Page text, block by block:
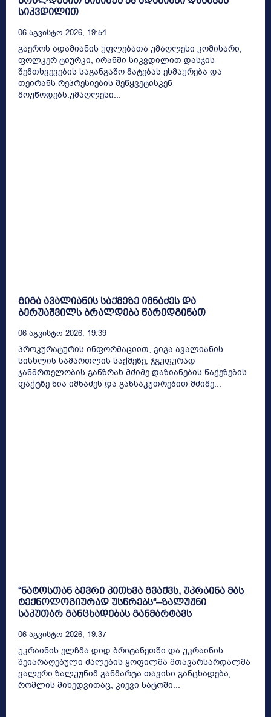
სიკვდილით
06 Აგვისტო 2026, 19:54
გაეროს ადამიანის უფლებათა უმაღლესი კომისარი,
ფოლკერ ტიურკი, ირანში სიკვდილით დასჯის
შემთხვევების საგანგაშო მატებას ეხმაურება და
თეირანს რეპრესიების შეწყვეტისკენ
მოუწოდებს.უმაღლესი...
გიგა ავალიანის საქმეზე იმნაძეს და
ბერუაშვილს ბრალდება წარედგინათ
06 Აგვისტო 2026, 19:39
პროკურატურის ინფორმაციით, გიგა ავალიანის
სისხლის სამართლის საქმეზე, ჯგუფურად
ჯანმრთელობის განზრახ მძიმე დაზიანების წაქეზების
ფაქტზე ნია იმნაძეს და განსაკუთრებით მძიმე...
“ნატოსთან ბევრი კითხვა გვაქვს, უკრაინა მას
ტექნოლოგიურად უსწრებს“–ზალუჟნი
საკუთარ განცხადებას განმარტავს
06 Აგვისტო 2026, 19:37
უკრაინის ელჩმა დიდ ბრიტანეთში და უკრაინის
შეიარაღებული ძალების ყოფილმა მთავარსარდალმა
ვალერი ზალუჟნიმ განმარტა თავისი განცხადება,
რომლის მიხედვითაც, კიევი ნატოში...